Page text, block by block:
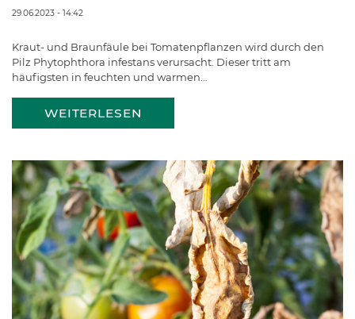
29.06.2023 - 14:42
Kraut- und Braunfäule bei Tomatenpflanzen wird durch den
Pilz Phytophthora infestans verursacht. Dieser tritt am
häufigsten in feuchten und warmen…
WEITERLESEN